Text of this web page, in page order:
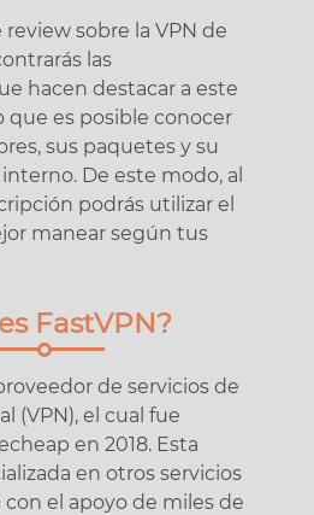
sobre la VPN de
las
hacen destacar a este
que es posible conocer
sus paquetes y su
De este modo, al
podrás utilizar el
manear según tus
FastVPN?
de servicios de
(VPN), el cual fue
en 2018. Esta
en otros servicios
el apoyo de miles de